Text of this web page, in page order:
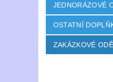
JEDNORÁZOVÉ
OSTATNÍ
ZAKÁZKOVÉ